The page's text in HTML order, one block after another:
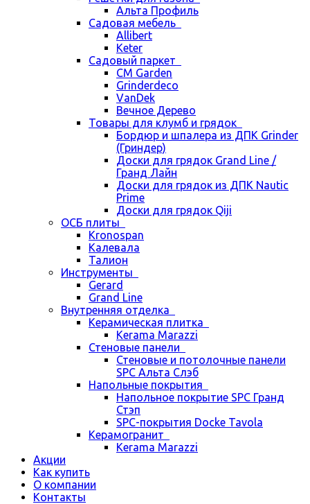
Альта Профиль
Садовая мебель
Allibert
Keter
Садовый паркет
CM Garden
Grinderdeco
VanDek
Вечное Дерево
Товары для клумб и грядок
Бордюр и шпалера из ДПК Grinder
(Гриндер)
Доски для грядок Grand Line /
Гранд Лайн
Доски для грядок из ДПК Nautic
Prime
Доски для грядок Qiji
ОСБ плиты
Kronospan
Калевала
Талион
Инструменты
Gerard
Grand Line
Внутренняя отделка
Керамическая плитка
Kerama Marazzi
Стеновые панели
Стеновые и потолочные панели
SPC Альта Слэб
Напольные покрытия
Напольное покрытие SPC Гранд
Стэп
SPC-покрытия Docke Tavola
Керамогранит
Kerama Marazzi
Акции
Как купить
О компании
Контакты